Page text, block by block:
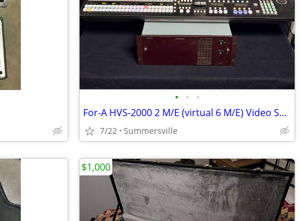
• • •
For-A HVS-2000 2 M/E (virtual 6 M/E) Video Switcher with HVS-2240 OU 2
7/22 Summersville
$1,000